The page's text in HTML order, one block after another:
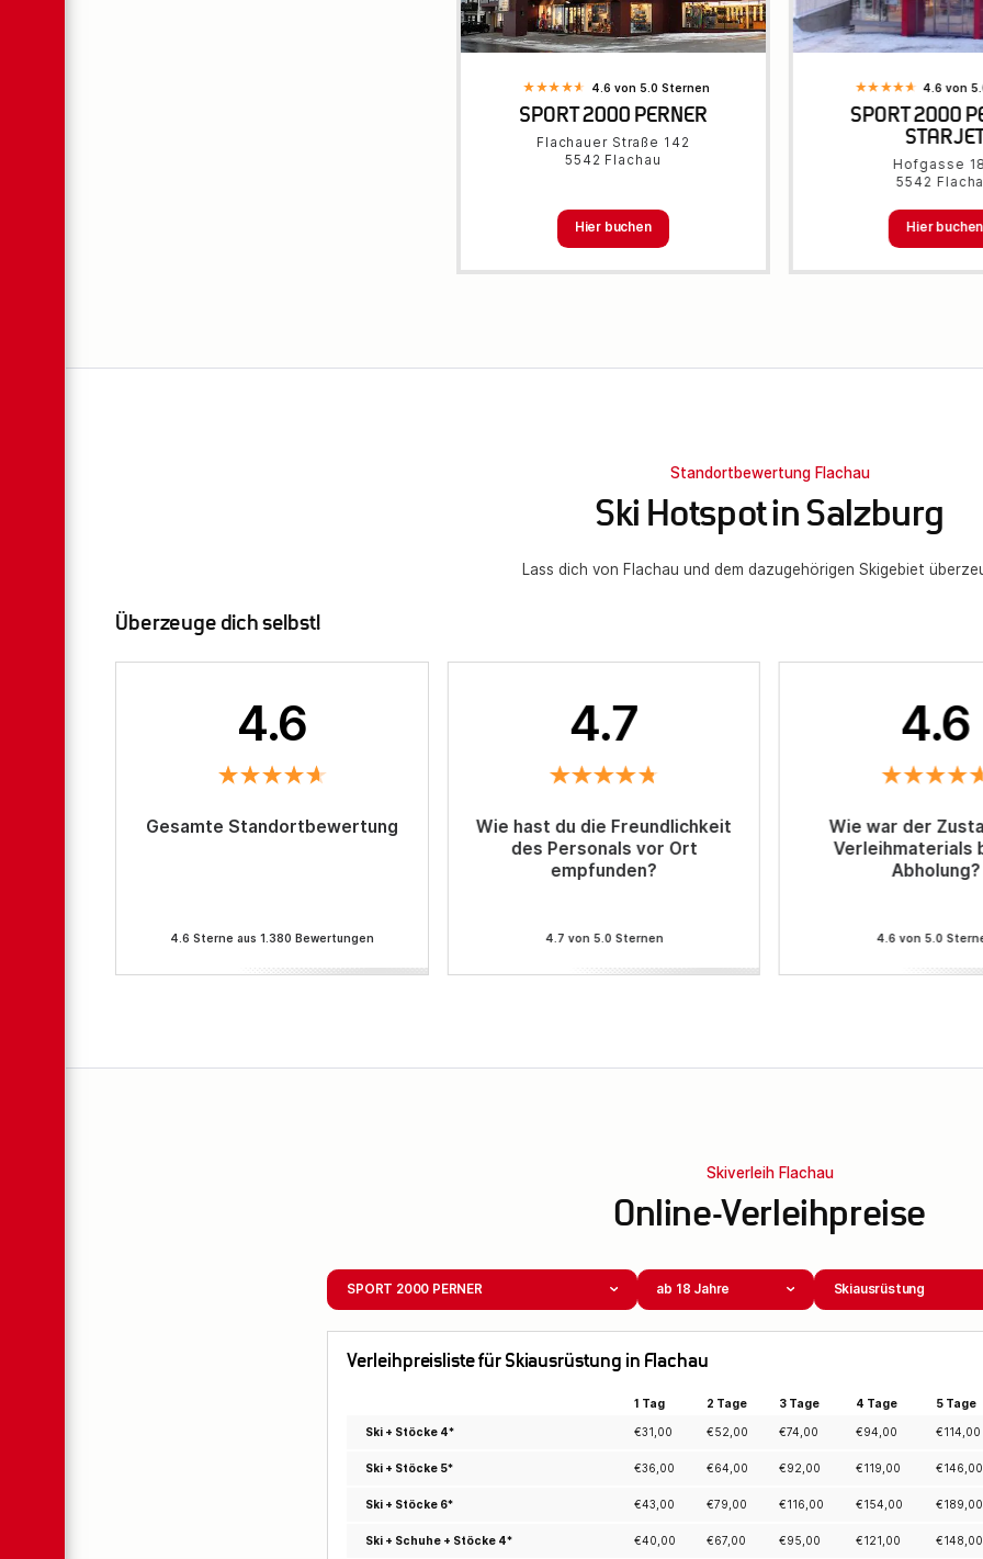
4.6 von 5.0 Sternen
SPORT 2000 PERNER
Flachauer Straße 142
5542 Flachau
Hier buchen
4.6 von
SPORT 2000
Hofgasse
5542
Hier buchen
Standortbewertung Flachau
Ski Hotspot in Salzburg
Lass dich von Flachau und dem dazugehörigen Skigebiet
Überzeuge dich selbst!
4.6
Gesamte Standortbewertung
4.6 Sterne aus 1.380 Bewertungen
4.7
Wie hast du die Freundlichkeit
des Personals vor Ort
empfunden?
4.7 von 5.0 Sternen
4.6
Wie war der
Verleihmaterials
Abholung?
4.6 von 5.0
Skiverleih Flachau
Online-Verleihpreise
SPORT 2000 PERNER ab 18 Jahre Skiausrüstung
Verleihpreisliste für Skiausrüstung in Flachau
1 Tag 2 Tage 3 Tage 4 Tage 5 Tage
Ski + Stöcke 4* €31,00 €52,00 €74,00 €94,00 €114,00
Ski + Stöcke 5* €36,00 €64,00 €92,00 €119,00 €146,00
Ski + Stöcke 6* €43,00 €79,00 €116,00 €154,00 €189,00
Ski + Schuhe + Stöcke 4* €40,00 €67,00 €95,00 €121,00 €148,00